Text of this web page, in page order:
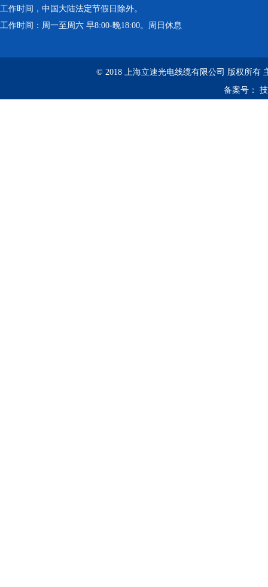
工作时间，中国大陆法定节假日除外。
工作时间：周一至周六 早8:00-晚18:00。周日休息
© 2018 上海立速光电线缆有限公司 版权所有
备案号：